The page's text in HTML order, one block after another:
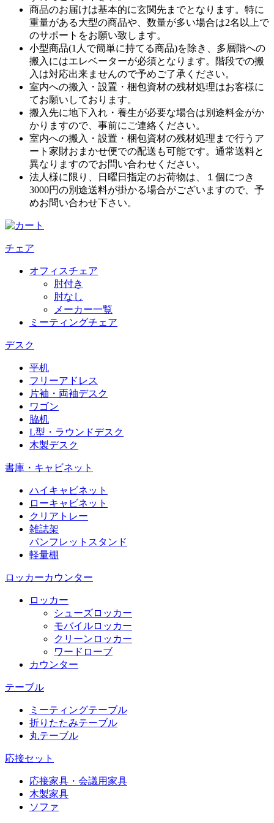
商品のお届けは基本的に玄関先までとなります。特に
重量がある大型の商品や、数量が多い場合は2名以上で
のサポートをお願い致します。
小型商品(1人で簡単に持てる商品)を除き、多層階への
搬入にはエレベーターが必須となります。階段での搬
入は対応出来ませんので予めご了承ください。
室内への搬入・設置・梱包資材の残材処理はお客様に
てお願いしております。
搬入先に地下入れ・養生が必要な場合は別途料金がか
かりますので、事前にご連絡ください。
室内への搬入・設置・梱包資材の残材処理まで行うア
ート家財おまかせ便での配送も可能です。通常送料と
異なりますのでお問い合わせください。
法人様に限り、日曜日指定のお荷物は、１個につき
3000円の別途送料が掛かる場合がございますので、予
めお問い合わせ下さい。
チェア
オフィスチェア
肘付き
肘なし
メーカー一覧
ミーティングチェア
デスク
平机
フリーアドレス
片袖・両袖デスク
ワゴン
脇机
L型・ラウンドデスク
木製デスク
書庫・キャビネット
ハイキャビネット
ローキャビネット
クリアトレー
雑誌架
パンフレットスタンド
軽量棚
ロッカーカウンター
ロッカー
シューズロッカー
モバイルロッカー
クリーンロッカー
ワードローブ
カウンター
テーブル
ミーティングテーブル
折りたたみテーブル
丸テーブル
応接セット
応接家具・会議用家具
木製家具
ソファ